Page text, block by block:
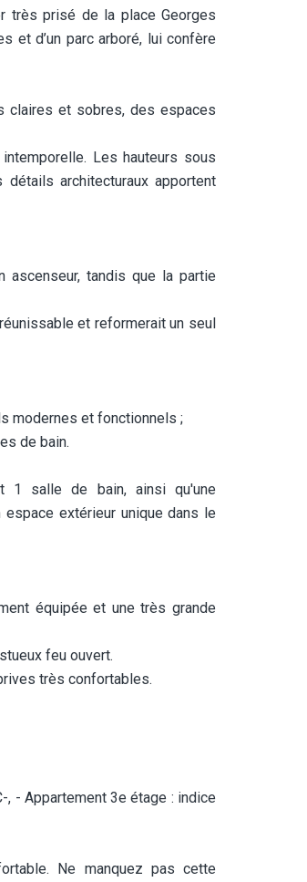
très prisé de la place Georges
et d’un parc arboré, lui confère
claires et sobres, des espaces
Les hauteurs sous
architecturaux apportent
tandis que la partie
et reformerait un seul
modernes et fonctionnels ;
de bain.
1 salle de bain, ainsi qu'une
extérieur unique dans le
équipée et une très grande
feu ouvert.
très confortables.
, - Appartement 3e étage : indice
Ne manquez pas cette